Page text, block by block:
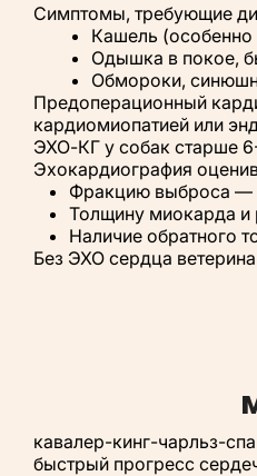
Симптомы, требующие
Кашель (особенно
Одышка в покое,
Обмороки,
Предоперационный
кардиомиопатией или
ЭХО-КГ у собак старше
Эхокардиография
Фракцию выброса —
Толщину миокарда и
Наличие обратного
Без ЭХО сердца
кавалер-кинг-чарльз-
быстрый прогресс